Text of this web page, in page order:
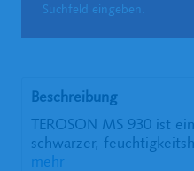
Suchfeld eingeben.
Beschreibung
TEROSON MS 930 ist
schwarzer,
mehr